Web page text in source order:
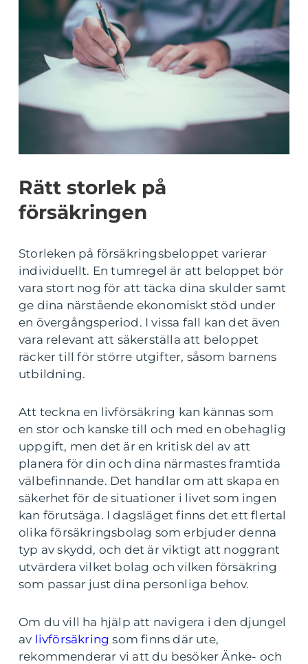
Rätt storlek på
försäkringen
Storleken på försäkringsbeloppet varierar
individuellt. En tumregel är att beloppet bör
vara stort nog för att täcka dina skulder samt
ge dina närstående ekonomiskt stöd under
en övergångsperiod. I vissa fall kan det även
vara relevant att säkerställa att beloppet
räcker till för större utgifter, såsom barnens
utbildning.
Att teckna en livförsäkring kan kännas som
en stor och kanske till och med en obehaglig
uppgift, men det är en kritisk del av att
planera för din och dina närmastes framtida
välbefinnande. Det handlar om att skapa en
säkerhet för de situationer i livet som ingen
kan förutsäga. I dagsläget finns det ett flertal
olika försäkringsbolag som erbjuder denna
typ av skydd, och det är viktigt att noggrant
utvärdera vilket bolag och vilken försäkring
som passar just dina personliga behov.
Om du vill ha hjälp att navigera i den djungel
av livförsäkring som finns där ute,
rekommenderar vi att du besöker Änke- och